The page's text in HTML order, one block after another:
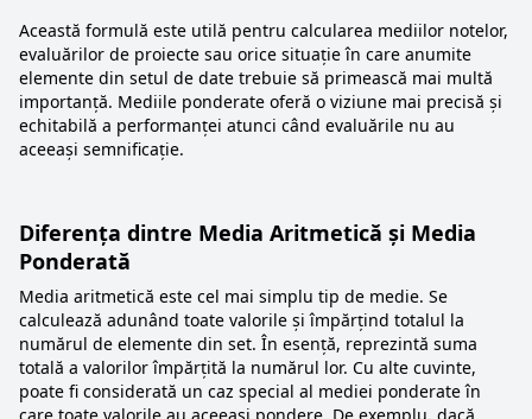
Această formulă este utilă pentru calcularea mediilor notelor,
evaluărilor de proiecte sau orice situație în care anumite
elemente din setul de date trebuie să primească mai multă
importanță. Mediile ponderate oferă o viziune mai precisă și
echitabilă a performanței atunci când evaluările nu au
aceeași semnificație.
Diferența dintre Media Aritmetică și Media
Ponderată
Media aritmetică este cel mai simplu tip de medie. Se
calculează adunând toate valorile și împărțind totalul la
numărul de elemente din set. În esență, reprezintă suma
totală a valorilor împărțită la numărul lor. Cu alte cuvinte,
poate fi considerată un caz special al mediei ponderate în